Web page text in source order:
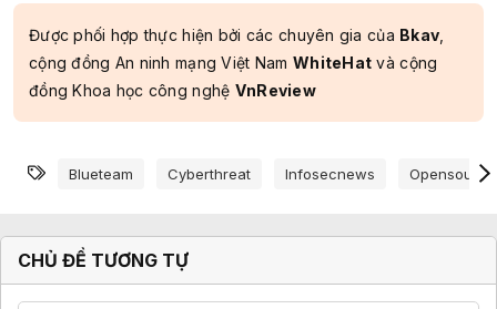
Được phối hợp thực hiện bởi các chuyên gia của Bkav
cộng đồng An ninh mạng Việt Nam WhiteHat và cộng
đồng Khoa học công nghệ VnReview
Từ khóa
Blueteam Cyberthreat Infosecnews Opensource
CHỦ ĐỀ TƯƠNG TỰ